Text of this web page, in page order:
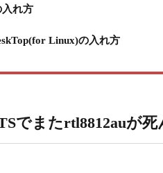
入れ方
Linux)の入れ方
でまたrtl8812auが死